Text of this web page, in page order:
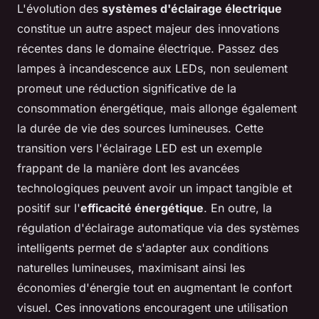
L'évolution des systèmes d'éclairage électrique
constitue un autre aspect majeur des innovations
récentes dans le domaine électrique. Passez des
lampes à incandescence aux LEDs, non seulement
promeut une réduction significative de la
consommation énergétique, mais allonge également
la durée de vie des sources lumineuses. Cette
transition vers l'éclairage LED est un exemple
frappant de la manière dont les avancées
technologiques peuvent avoir un impact tangible et
positif sur l'efficacité énergétique. En outre, la
régulation d'éclairage automatique via des systèmes
intelligents permet de s'adapter aux conditions
naturelles lumineuses, maximisant ainsi les
économies d'énergie tout en augmentant le confort
visuel. Ces innovations encouragent une utilisation